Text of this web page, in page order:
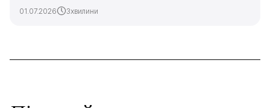
01.07.2026 3хвилини